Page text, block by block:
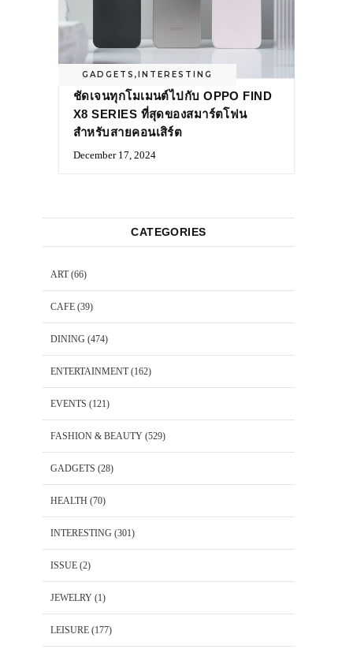
GADGETS , INTERESTING
ชัดเจนทุกโมเมนต์ไปกับ OPPO FIND
X8 SERIES ที่สุดของสมาร์ตโฟน
สำหรับสายคอนเสิร์ต
December 17, 2024
CATEGORIES
ART(66)
CAFE (39)
DINING (474)
ENTERTAINMENT(162)
EVENTS (121)
FASHION & BEAUTY (529)
GADGETS (28)
HEALTH (70)
INTERESTING (301)
ISSUE (2)
JEWELRY (1)
LEISURE (177)